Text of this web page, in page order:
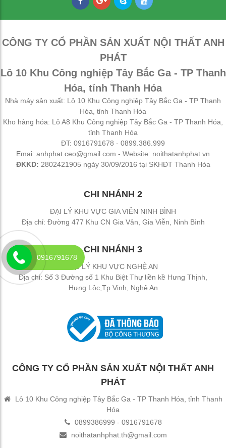
CÔNG TY CỔ PHẦN SẢN XUẤT NỘI THẤT ANH
PHÁT
Lô 10 Khu Công nghiệp Tây Bắc Ga - TP Thanh
Hóa, tỉnh Thanh Hóa
Nhà máy sản xuất: Lô 10 Khu Công nghiệp Tây Bắc Ga - TP Thanh
Hóa, tỉnh Thanh Hóa
Kho hàng hóa: Lô A8 Khu Công nghiệp Tây Bắc Ga - TP Thanh Hóa,
tỉnh Thanh Hóa
ĐT: 0916791678 - 0899.386.999
Emai: anhphat.ceo@gmail.com - Website: noithatanhphat.vn
ĐKKD: 2802421905 ngày 30/09/2016 tại SKHĐT Thanh Hóa
CHI NHÁNH 2
ĐẠI LÝ KHU VỰC GIA VIỄN NINH BÌNH
Địa chỉ: Đường 477 Khu CN Gia Vân, Gia Viễn, Ninh Bình
CHI NHÁNH 3
ĐẠI LÝ KHU VỰC NGHỆ AN
Địa chỉ: Số 3 Đường số 1 Khu Biệt Thự liền kề Hưng Thịnh,
Hưng Lộc,Tp Vinh, Nghệ An
CÔNG TY CỔ PHẦN SẢN XUẤT NỘI THẤT ANH
PHÁT
Lô 10 Khu Công nghiệp Tây Bắc Ga - TP Thanh Hóa, tỉnh Thanh
Hóa
0899386999 - 0916791678
noithatanhphat.th@gmail.com
0916791678